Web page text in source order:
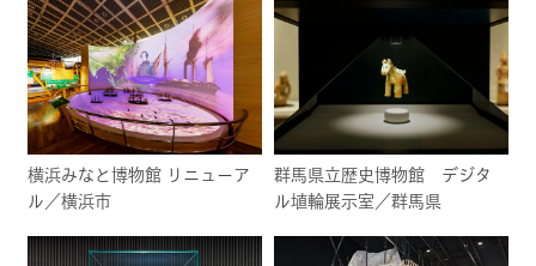
横浜みなと博物館 リニューア
ル／横浜市
群馬県立歴史博物館 デジタ
ル埴輪展示室／群馬県